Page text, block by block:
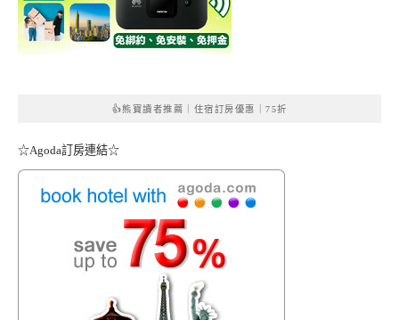
👍熊寶讀者推薦｜住宿訂房優惠｜75折
☆Agoda訂房連結☆